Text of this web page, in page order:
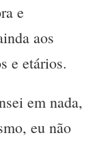
e
aos
e etários.
em nada,
eu não